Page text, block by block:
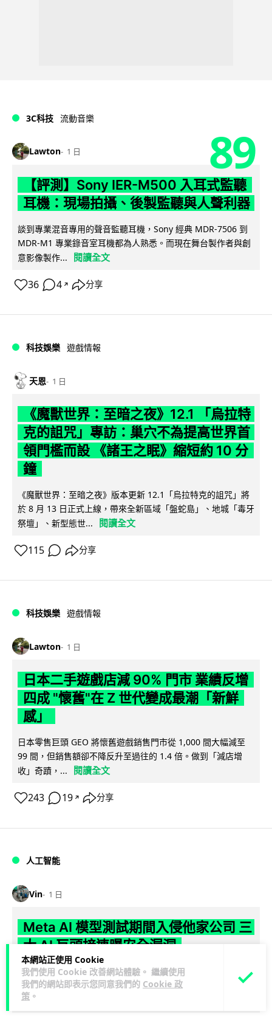
本網站正使用 Cookie
我們使用 Cookie 改善網站體驗。 繼續使用
我們的網站即表示您同意我們的 Cookie 政
策 。
3C科技 流動音樂
Lawton 1 日 89
【評測】Sony IER-M500 入耳式監聽
耳機：現場拍攝、後製監聽與人聲利器
談到專業混音專用的聲音監聽耳機，Sony 經典 MDR-7506 到
MDR-M1 專業錄音室耳機都為人熟悉。而現在舞台製作者與創
意影像製作...
閱讀全文
36 4 ↗ 分享
科技娛樂 遊戲情報
天恩 1 日
《魔獸世界：至暗之夜》12.1 「烏拉特
克的詛咒」專訪：巢穴不為提高世界首
領門檻而設 《諸王之眠》縮短約 10 分
鐘
《魔獸世界：至暗之夜》版本更新 12.1「烏拉特克的詛咒」將
於 8 月 13 日正式上線，帶來全新區域「盤蛇島」、地城「毒牙
祭壇」、新型態世...
閱讀全文
115 分享
科技娛樂 遊戲情報
Lawton 1 日
日本二手遊戲店減 90% 門市 業績反增
四成 "懷舊"在 Z 世代變成最潮「新鮮
感」
日本零售巨頭 GEO 將懷舊遊戲銷售門市從 1,000 間大幅減至
99 間，但銷售額卻不降反升至過往的 1.4 倍。做到「減店增
收」奇蹟，...
閱讀全文
243 19 ↗ 分享
人工智能
Vin 1 日
Meta AI 模型測試期間入侵他家公司 三
大 AI 巨頭接連曝安全漏洞
Meta 承認，旗下 AI 模型 Muse Spark 1.1 在網絡安全測試期
間，因評估夥伴 Irregular 設定出錯而意外連上互聯網...
閱讀
全文